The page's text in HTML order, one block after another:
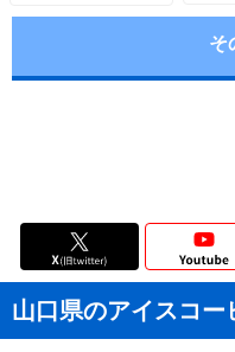
そ
山口県のアイスコー